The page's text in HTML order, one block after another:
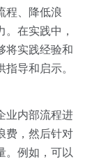
程、降低浪
在实践中，
将实践经验和
导和启示。
业内部流程进
费，然后针对
。例如，可以